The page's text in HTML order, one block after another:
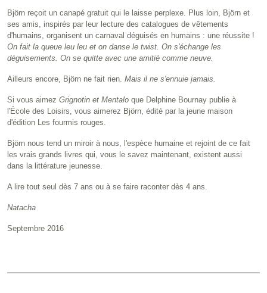
Björn reçoit un canapé gratuit qui le laisse perplexe. Plus loin, Björn et
ses amis, inspirés par leur lecture des catalogues de vêtements
d'humains, organisent un carnaval déguisés en humains : une réussite !
On fait la queue leu leu et on danse le twist. On s'échange les
déguisements. On se quitte avec une amitié comme neuve.
Ailleurs encore, Björn ne fait rien. Mais il ne s'ennuie jamais.
Si vous aimez Grignotin et Mentalo que Delphine Bournay publie à
l'École des Loisirs, vous aimerez Björn, édité par la jeune maison
d'édition Les fourmis rouges.
Björn nous tend un miroir à nous, l'espèce humaine et rejoint de ce fait
les vrais grands livres qui, vous le savez maintenant, existent aussi
dans la littérature jeunesse.
A lire tout seul dès 7 ans ou à se faire raconter dès 4 ans.
Natacha
Septembre 2016